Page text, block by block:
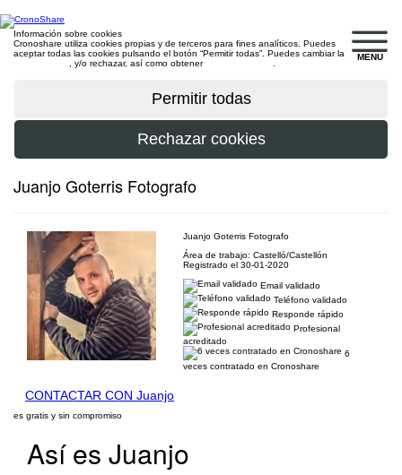
MENU
Información sobre cookies
Cronoshare utiliza cookies propias y de terceros para fines analíticos. Puedes
aceptar todas las cookies pulsando el botón “Permitir todas”. Puedes cambiar la
, y/o rechazar, así como obtener
Juanjo Goterris Fotografo
Juanjo Goterris Fotografo
Área de trabajo: Castelló/Castellón
Registrado el 30-01-2020
Email validado
Teléfono validado
Responde rápido
Profesional
acreditado
6
veces contratado en Cronoshare
CONTACTAR CON Juanjo
es gratis y sin compromiso
Así es Juanjo